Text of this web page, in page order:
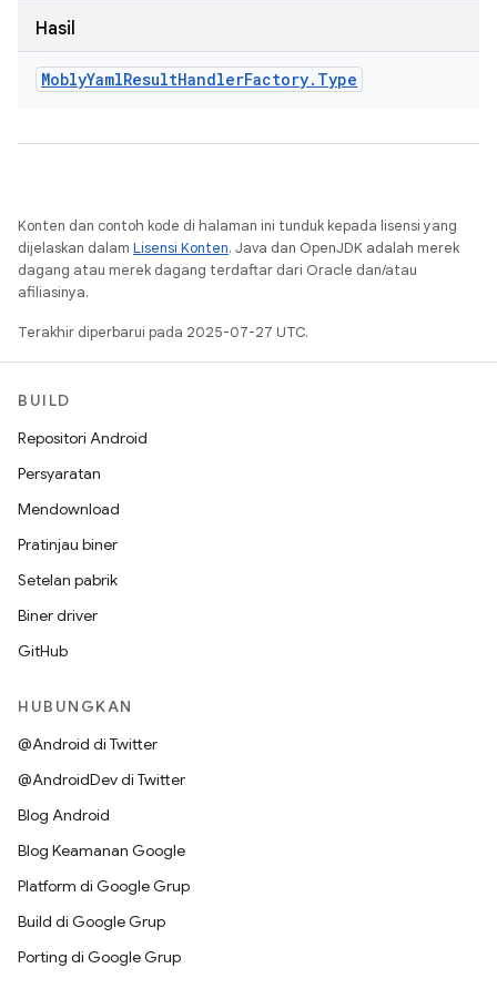
Hasil
MoblyYamlResultHandlerFactory. Type
Konten dan contoh kode di halaman ini tunduk kepada lisensi yang
dijelaskan dalam Lisensi Konten. Java dan OpenJDK adalah merek
dagang atau merek dagang terdaftar dari Oracle dan/atau
afiliasinya.
Terakhir diperbarui pada 2025-07-27 UTC.
BUILD
Repositori Android
Persyaratan
Mendownload
Pratinjau biner
Setelan pabrik
Biner driver
GitHub
HUBUNGKAN
@Android di Twitter
@AndroidDev di Twitter
Blog Android
Blog Keamanan Google
Platform di Google Grup
Build di Google Grup
Porting di Google Grup